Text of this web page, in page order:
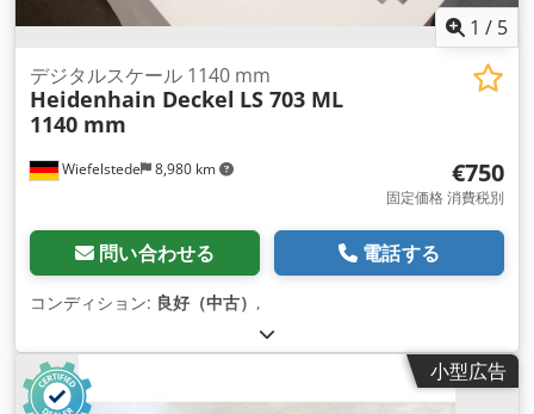
1 / 5
Wiefelstede 8,980 km
デジタルスケール 1140 mm
Heidenhain Deckel LS 703 ML
1140 mm
€750
固定価格 消費税別
問い合わせる 電話する
コンディション: 良好（中古） ,
小型広告